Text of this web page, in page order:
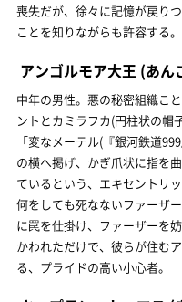
喪失だが、徐々に記憶が戻り
ことを知りながらも許容する。
アンゴルモア大王 (あん
中年の男性。悪の秘密組織こ
ントとカミラフカ(円柱状の帽
「変なメーテル(『銀河鉄道
の横へ掲げ、かぎ爪状に指を
ているという、エキセントリ
何をしても死なないファーザ
に罠を仕掛け、ファーザーを
かわれただけで、彼らが住む
る、プライドの高い小心者。